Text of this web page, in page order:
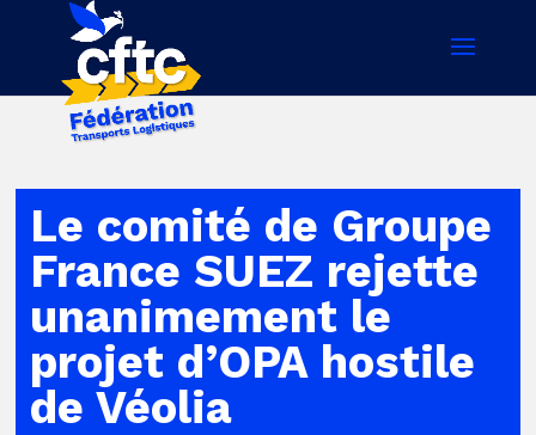
Le comité de Groupe
France SUEZ rejette
unanimement le
projet d’OPA hostile
de Véolia